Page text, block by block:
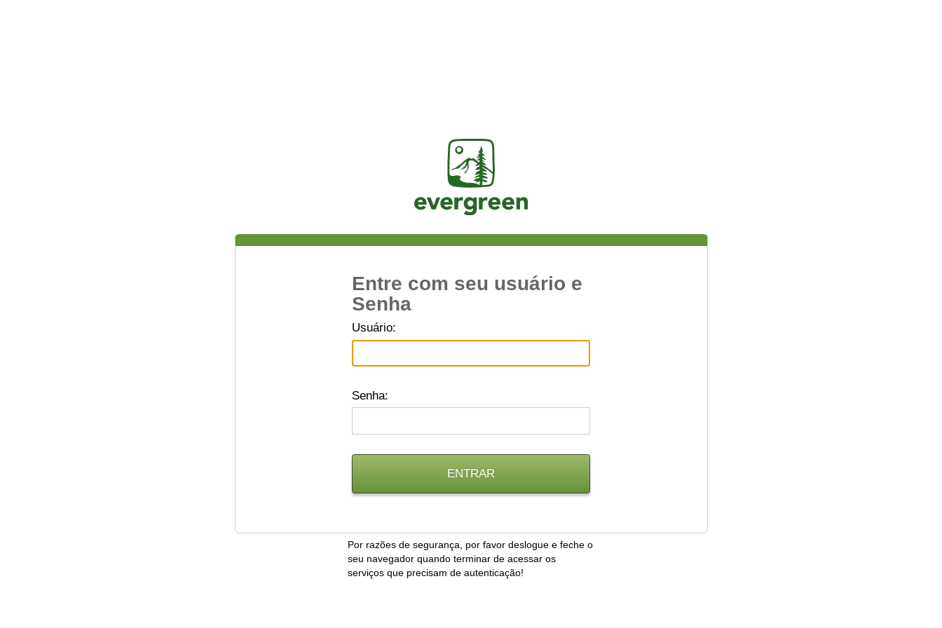
Jasig
Entre com seu usuário e
Senha
Usuário:
Senha:
Por razões de segurança, por favor deslogue e feche o
seu navegador quando terminar de acessar os
serviços que precisam de autenticação!